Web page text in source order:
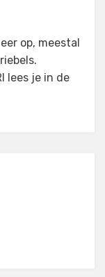
op, meestal
lees je in de